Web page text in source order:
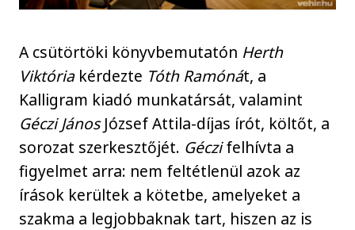
A csütörtöki könyvbemutatón Herth
Viktóriakérdezte Tóth Ramónát, a
Kalligram kiadó munkatársát, valamint
Géczi JánosJózsef Attila-díjas írót, költőt, a
sorozat szerkesztőjét. Géczifelhívta a
figyelmet arra: nem feltétlenül azok az
írások kerültek a kötetbe, amelyeket a
szakma a legjobbaknak tart, hiszen az is